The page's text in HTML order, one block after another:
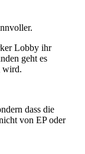
Lobby ihr
geht es
wird.
dass die
von EP oder